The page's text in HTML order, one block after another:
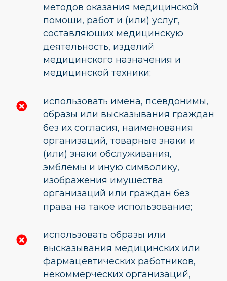
методов оказания медицинской
помощи, работ и (или) услуг,
составляющих медицинскую
деятельность, изделий
медицинского назначения и
медицинской техники;
использовать имена, псевдонимы,
образы или высказывания граждан
без их согласия, наименования
организаций, товарные знаки и
(или) знаки обслуживания,
эмблемы и иную символику,
изображения имущества
организаций или граждан без
права на такое использование;
использовать образы или
высказывания медицинских или
фармацевтических работников,
некоммерческих организаций,